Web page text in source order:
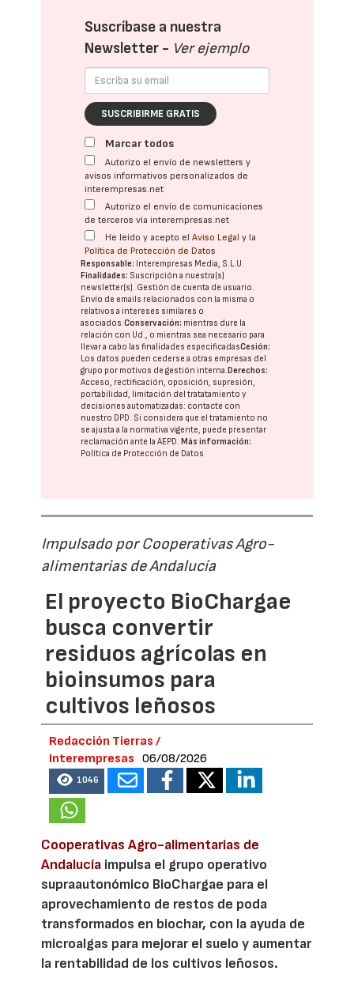
Suscríbase a nuestra
Newsletter - Ver ejemplo
SUSCRIBIRME GRATIS
Marcar todos
Autorizo el envío de newsletters y
avisos informativos personalizados de
interempresas.net
Autorizo el envío de comunicaciones
de terceros vía interempresas.net
He leído y acepto elAviso Legal y la
Política de Protección de Datos
Responsable: Interempresas Media, S.L.U.
Finalidades: Suscripción a nuestra(s)
newsletter(s). Gestión de cuenta de usuario.
Envío de emails relacionados con la misma o
relativos a intereses similares o
asociados.Conservación: mientras dure la
relación con Ud., o mientras sea necesario para
llevar a cabo las finalidades especificadasCesión:
Los datos pueden cederse a otras empresas del
grupo por motivos de gestión interna.Derechos:
Acceso, rectificación, oposición, supresión,
portabilidad, limitación del tratatamiento y
decisiones automatizadas: contacte con
nuestro DPD . Si considera que el tratamiento no
se ajusta a la normativa vigente, puede presentar
reclamación ante laAEPD .Más información:
Política de Protección de Datos
Impulsado por Cooperativas Agro-
alimentarias de Andalucía
El proyecto BioChargae
busca convertir
residuos agrícolas en
bioinsumos para
cultivos leñosos
Redacción Tierras /
Interempresas
06/08/2026
1046
Cooperativas Agro-alimentarias de
Andalucía impulsa el grupo operativo
supraautonómico BioChargae para el
aprovechamiento de restos de poda
transformados en biochar, con la ayuda de
microalgas para mejorar el suelo y aumentar
la rentabilidad de los cultivos leñosos.